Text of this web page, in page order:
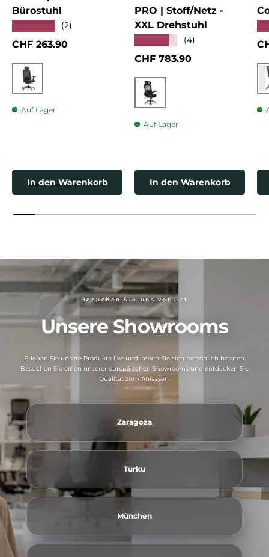
Bürostuhl
(2)
Normaler Preis
CHF 263.90
Schwarz
Auf Lager
In den Warenkorb
PRO | Stoff/Netz -
XXL Drehstuhl
(4)
Normaler Preis
CHF 783.90
Schwarz
Auf Lager
In den Warenkorb
Besuchen Sie uns vor Ort
Unsere Showrooms
Erleben Sie unsere Produkte live und lassen Sie sich persönlich beraten.
Besuchen Sie einen unserer europäischen Showrooms und entdecken Sie
Qualität zum Anfassen.
Zaragoza
Turku
München